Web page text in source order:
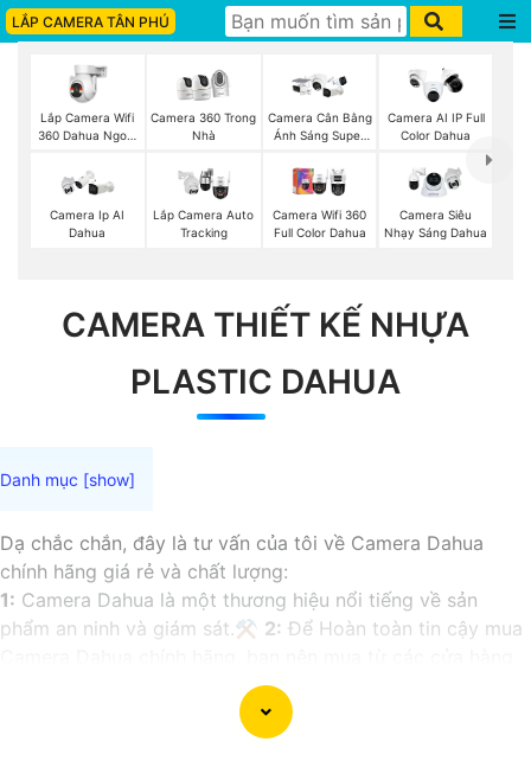
LẮP CAMERA TÂN PHÚ
Lắp Camera Wifi
360 Dahua Ngoài
Camera 360 Trong
Nhà
Camera Cân Bằng
Ánh Sáng Super
Camera AI IP Full
Color Dahua
Camera Ip AI
Dahua
Lắp Camera Auto
Tracking
Camera Wifi 360
Full Color Dahua
Camera Siêu
Nhạy Sáng Dahua
CAMERA THIẾT KẾ NHỰA
PLASTIC DAHUA
Dạ chắc chắn, đây là tư vấn của tôi về Camera Dahua
chính hãng giá rẻ và chất lượng:
1: Camera Dahua là một thương hiệu nổi tiếng về sản
phẩm an ninh và giám sát.⚒ 2: Để Hoàn toàn tin cậy mua
uy tín hoặc các đại lý chính thức của Dahua.☄️
của Camera Dahua có thể thay đổi tùy vào model và chức
năng của camera. Bạn nên tìm hiểu kỹ trước khi đầu tư.🎖️